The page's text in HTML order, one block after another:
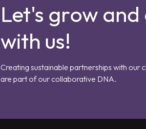
Let's grow
with us!
Creating sustainable partnerships with our
are part of our collaborative DNA.